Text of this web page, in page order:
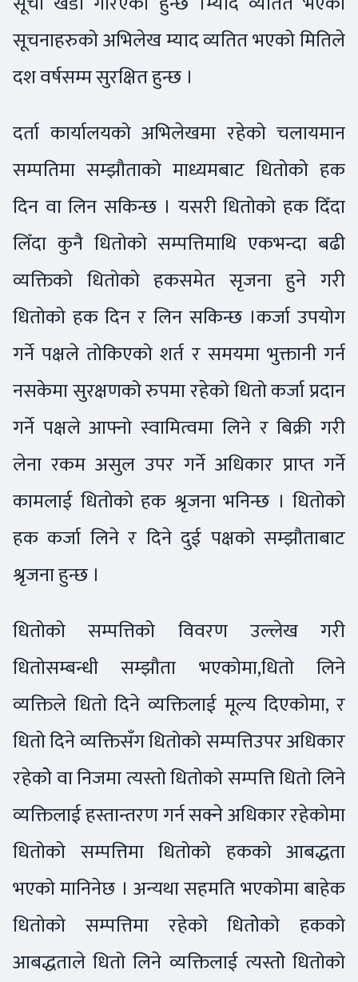
सूचनाहरुको अभिलेख म्याद व्यतित भएको मितिले
दश वर्षसम्म सुरक्षित हुन्छ ।
दर्ता कार्यालयको अभिलेखमा रहेको चलायमान
सम्पतिमा सम्झौताको माध्यमबाट धितोको हक
दिन वा लिन सकिन्छ । यसरी धितोको हक दिँदा
लिँदा कुनै धितोको सम्पत्तिमाथि एकभन्दा बढी
व्यक्तिको धितोको हकसमेत सृजना हुने गरी
धितोको हक दिन र लिन सकिन्छ ।कर्जा उपयोग
गर्ने पक्षले तोकिएको शर्त र समयमा भुक्तानी गर्न
नसकेमा सुरक्षणको रुपमा रहेको धितो कर्जा प्रदान
गर्ने पक्षले आफ्नो स्वामित्वमा लिने र बिक्री गरी
लेना रकम असुल उपर गर्ने अधिकार प्राप्त गर्ने
कामलाई धितोको हक श्रृजना भनिन्छ । धितोको
हक कर्जा लिने र दिने दुई पक्षको सम्झौताबाट
श्रृजना हुन्छ ।
धितोको सम्पत्तिको विवरण उल्लेख गरी
धितोसम्बन्धी सम्झौता भएकोमा,धितो लिने
व्यक्तिले धितो दिने व्यक्तिलाई मूल्य दिएकोमा, र
धितो दिने व्यक्तिसँग धितोको सम्पत्तिउपर अधिकार
रहेकोे वा निजमा त्यस्तो धितोको सम्पत्ति धितो लिने
व्यक्तिलाई हस्तान्तरण गर्न सक्ने अधिकार रहेकोमा
धितोको सम्पत्तिमा धितोको हकको आबद्धता
भएको मानिनेछ । अन्यथा सहमति भएकोमा बाहेक
धितोको सम्पत्तिमा रहेको धितोेको हकको
आबद्धताले धितो लिने व्यक्तिलाई त्यस्तोे धितोको